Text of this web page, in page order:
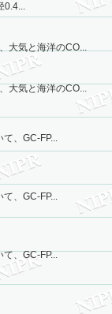
0.4...
大気と海洋のCO...
大気と海洋のCO...
、GC-FP...
、GC-FP...
、GC-FP...